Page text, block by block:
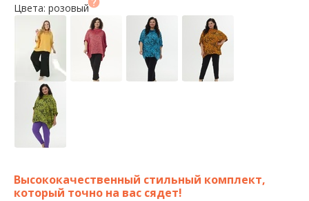
Цвета: розовый
Высококачественный стильный комплект,
который точно на вас сядет!